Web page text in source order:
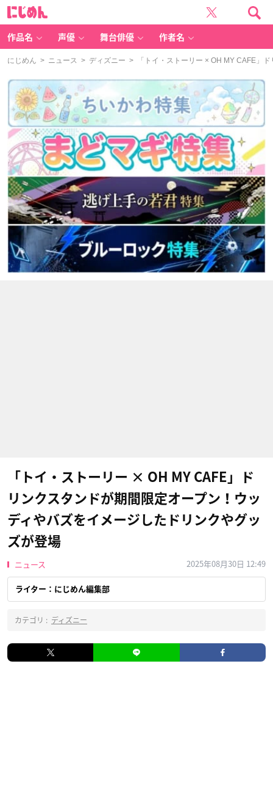
作品名 声優 舞台俳優 作者名
にじめん > ニュース > ディズニー > 「トイ・ストーリー × OH MY CAFE」
「トイ・ストーリー × OH MY CAFE」ド
リンクスタンドが期間限定オープン！ウッ
ディやバズをイメージしたドリンクやグッ
ズが登場
ニュース 2025年08月30日 12:49
ライター：にじめん編集部
カテゴリ : ディズニー